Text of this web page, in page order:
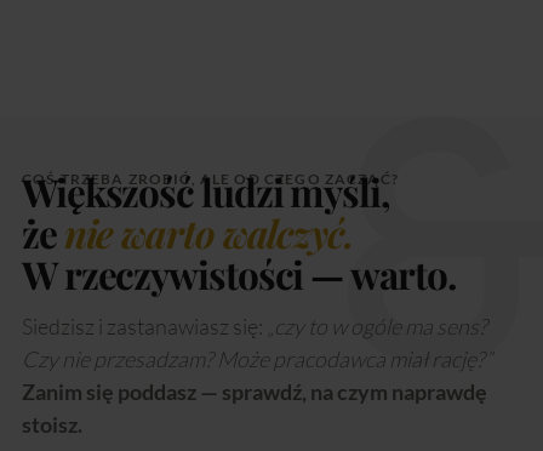
COŚ TRZEBA ZROBIĆ, ALE OD CZEGO ZACZĄĆ?
Większość ludzi myśli,
żenie warto walczyć.
W rzeczywistości — warto.
Siedzisz i zastanawiasz się: „czy to w ogóle ma sens?
Czy nie przesadzam? Może pracodawca miał rację?”
Zanim się poddasz — sprawdź, na czym naprawdę
stoisz.